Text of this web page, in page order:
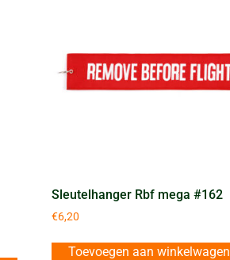
Sleutelhanger Rbf mega #162
€6,20
Toevoegen aan winkelwagen